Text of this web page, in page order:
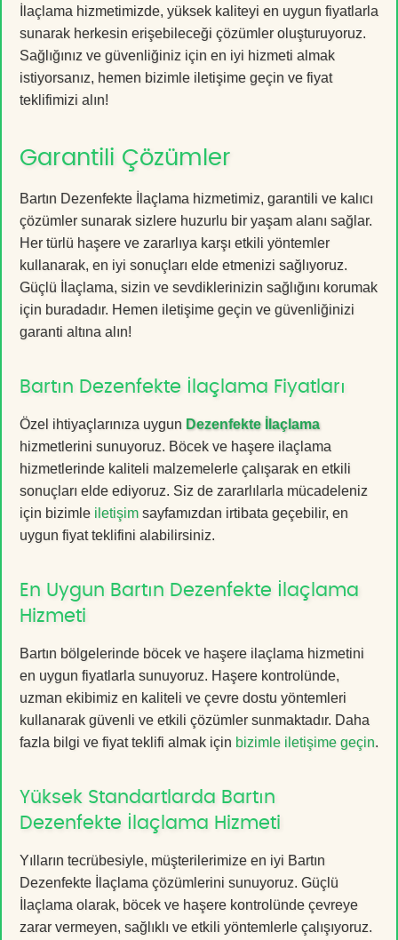
İlaçlama hizmetimizde, yüksek kaliteyi en uygun fiyatlarla
sunarak herkesin erişebileceği çözümler oluşturuyoruz.
Sağlığınız ve güvenliğiniz için en iyi hizmeti almak
istiyorsanız, hemen bizimle iletişime geçin ve fiyat
teklifimizi alın!
Garantili Çözümler
Bartın Dezenfekte İlaçlama hizmetimiz, garantili ve kalıcı
çözümler sunarak sizlere huzurlu bir yaşam alanı sağlar.
Her türlü haşere ve zararlıya karşı etkili yöntemler
kullanarak, en iyi sonuçları elde etmenizi sağlıyoruz.
Güçlü İlaçlama, sizin ve sevdiklerinizin sağlığını korumak
için buradadır. Hemen iletişime geçin ve güvenliğinizi
garanti altına alın!
Bartın Dezenfekte İlaçlama Fiyatları
Özel ihtiyaçlarınıza uygun Dezenfekte İlaçlama
hizmetlerini sunuyoruz. Böcek ve haşere ilaçlama
hizmetlerinde kaliteli malzemelerle çalışarak en etkili
sonuçları elde ediyoruz. Siz de zararlılarla mücadeleniz
için bizimle iletişim sayfamızdan irtibata geçebilir, en
uygun fiyat teklifini alabilirsiniz.
En Uygun Bartın Dezenfekte İlaçlama
Hizmeti
Bartın bölgelerinde böcek ve haşere ilaçlama hizmetini
en uygun fiyatlarla sunuyoruz. Haşere kontrolünde,
uzman ekibimiz en kaliteli ve çevre dostu yöntemleri
kullanarak güvenli ve etkili çözümler sunmaktadır. Daha
fazla bilgi ve fiyat teklifi almak için bizimle iletişime geçin.
Yüksek Standartlarda Bartın
Dezenfekte İlaçlama Hizmeti
Yılların tecrübesiyle, müşterilerimize en iyi Bartın
Dezenfekte İlaçlama çözümlerini sunuyoruz. Güçlü
İlaçlama olarak, böcek ve haşere kontrolünde çevreye
zarar vermeyen, sağlıklı ve etkili yöntemlerle çalışıyoruz.